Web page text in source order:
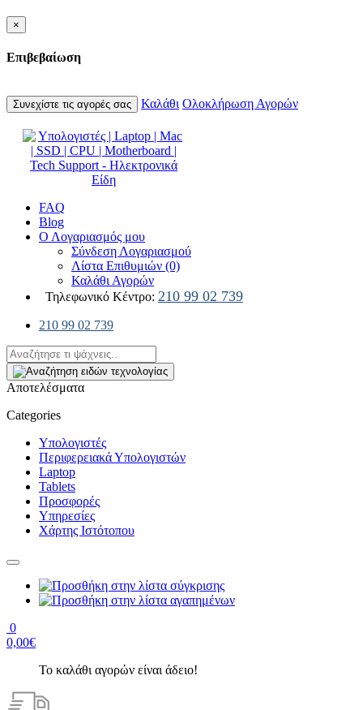
×
Επιβεβαίωση
Συνεχίστε τις αγορές σας Καλάθι Ολοκλήρωση Αγορών
FAQ
Blog
Ο Λογαριασμός μου
Σύνδεση Λογαριασμού
Λίστα Επιθυμιών (0)
Καλάθι Αγορών
Τηλεφωνικό Κέντρο: 210 99 02 739
210 99 02 739
Αποτελέσματα
Categories
Υπολογιστές
Περιφερειακά Υπολογιστών
Laptop
Tablets
Προσφορές
Υπηρεσίες
Χάρτης Ιστότοπου
0
0,00€
Το καλάθι αγορών είναι άδειο!